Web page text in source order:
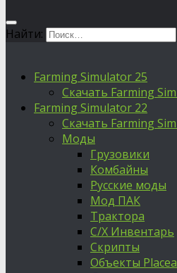
Найти:
Farming Simulator 25
Скачать Farming
Farming Simulator 22
Скачать Farming
Моды
Грузовики
Комбайны
Русские моды
Мод ПАК
Трактора
С/Х Инвентарь
Скрипты
Объекты